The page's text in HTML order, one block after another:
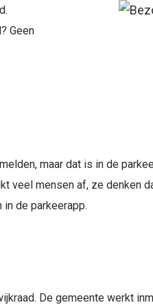
Geen
maar dat is in de
veel mensen af, ze denken
in de parkeerapp.
De gemeente werkt